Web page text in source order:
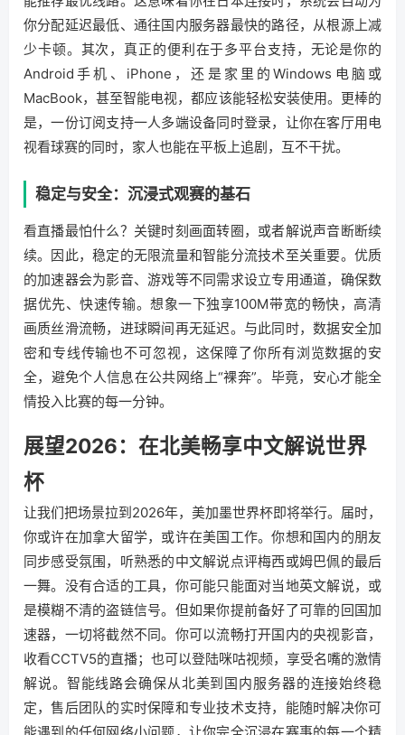
你分配延迟最低、通往国内服务器最快的路径，从根源上减
少卡顿。其次，真正的便利在于多平台支持，无论是你的
Android手机、iPhone，还是家里的Windows电脑或
MacBook，甚至智能电视，都应该能轻松安装使用。更棒的
是，一份订阅支持一人多端设备同时登录，让你在客厅用电
视看球赛的同时，家人也能在平板上追剧，互不干扰。
稳定与安全：沉浸式观赛的基石
看直播最怕什么？关键时刻画面转圈，或者解说声音断断续
续。因此，稳定的无限流量和智能分流技术至关重要。优质
的加速器会为影音、游戏等不同需求设立专用通道，确保数
据优先、快速传输。想象一下独享100M带宽的畅快，高清
画质丝滑流畅，进球瞬间再无延迟。与此同时，数据安全加
密和专线传输也不可忽视，这保障了你所有浏览数据的安
全，避免个人信息在公共网络上“裸奔”。毕竟，安心才能全
情投入比赛的每一分钟。
展望2026：在北美畅享中文解说世界
杯
让我们把场景拉到2026年，美加墨世界杯即将举行。届时，
你或许在加拿大留学，或许在美国工作。你想和国内的朋友
同步感受氛围，听熟悉的中文解说点评梅西或姆巴佩的最后
一舞。没有合适的工具，你可能只能面对当地英文解说，或
是模糊不清的盗链信号。但如果你提前备好了可靠的回国加
速器，一切将截然不同。你可以流畅打开国内的央视影音，
收看CCTV5的直播；也可以登陆咪咕视频，享受名嘴的激情
解说。智能线路会确保从北美到国内服务器的连接始终稳
定，售后团队的实时保障和专业技术支持，能随时解决你可